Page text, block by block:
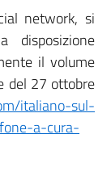
network, si
il volume
del 27 ottobre
italiano-sul-
a-cura-